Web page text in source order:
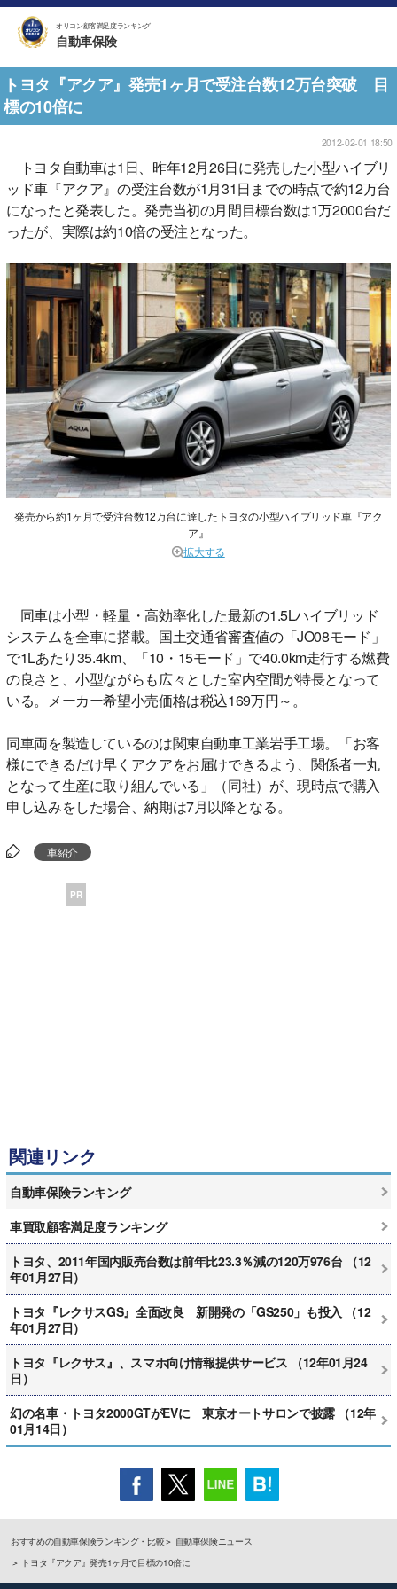
オリコン顧客満足度ランキング
自動車保険
トヨタ『アクア』発売1ヶ月で受注台数12万台突破 目
標の10倍に
2012-02-01 18:50
トヨタ自動車は1日、昨年12月26日に発売した小型ハイブリ
ッド車『アクア』の受注台数が1月31日までの時点で約12万台
になったと発表した。発売当初の月間目標台数は1万2000台だ
ったが、実際は約10倍の受注となった。
発売から約1ヶ月で受注台数12万台に達したトヨタの小型ハイブリッド車『アク
ア』
拡大する
同車は小型・軽量・高効率化した最新の1.5Lハイブリッド
システムを全車に搭載。国土交通省審査値の「JO08モード」
で1Lあたり35.4km、「10・15モード」で40.0km走行する燃費
の良さと、小型ながらも広々とした室内空間が特長となって
いる。メーカー希望小売価格は税込169万円～。
同車両を製造しているのは関東自動車工業岩手工場。「お客
様にできるだけ早くアクアをお届けできるよう、関係者一丸
となって生産に取り組んでいる」（同社）が、現時点で購入
申し込みをした場合、納期は7月以降となる。
車紹介
PR
関連リンク
自動車保険ランキング
車買取顧客満足度ランキング
トヨタ、2011年国内販売台数は前年比23.3％減の120万976台 （12
年01月27日）
トヨタ『レクサスGS』全面改良 新開発の「GS250」も投入 （12
年01月27日）
トヨタ『レクサス』、スマホ向け情報提供サービス （12年01月24
日）
幻の名車・トヨタ2000GTがEVに 東京オートサロンで披露 （12年
01月14日）
おすすめの自動車保険ランキング・比較
自動車保険ニュース
トヨタ『アクア』発売1ヶ月で目標の10倍に